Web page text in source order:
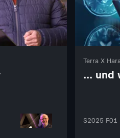
Terra X
... und
S2025 F01